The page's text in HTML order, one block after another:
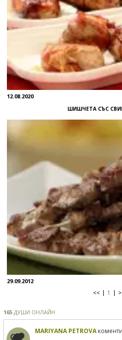
12.08.2020
ШИШЧЕТА СЪС
29.09.2012
<< 1
165 ДУШИ ОНЛАЙН
MARIYANA PETROVA